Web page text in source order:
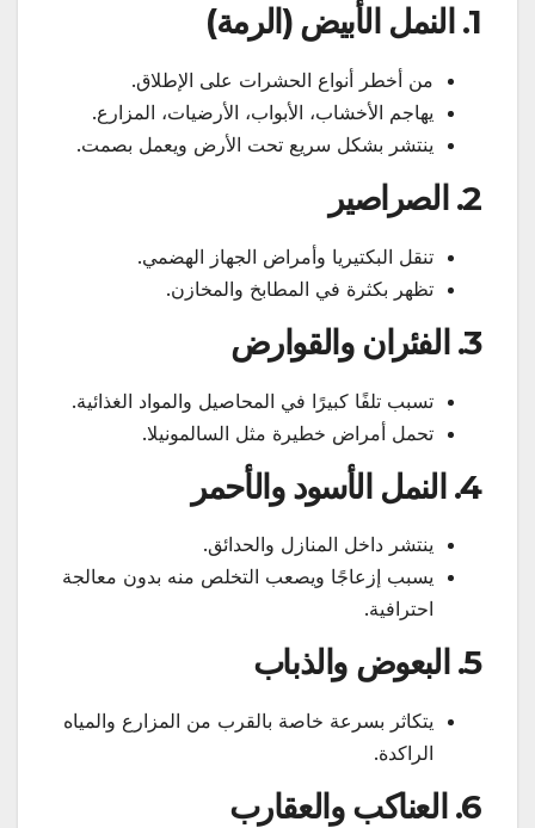
1. النمل الأبيض (الرمة)
من أخطر أنواع الحشرات على الإطلاق.
يهاجم الأخشاب، الأبواب، الأرضيات، المزارع.
ينتشر بشكل سريع تحت الأرض ويعمل بصمت.
2. الصراصير
تنقل البكتيريا وأمراض الجهاز الهضمي.
تظهر بكثرة في المطابخ والمخازن.
3. الفئران والقوارض
تسبب تلفًا كبيرًا في المحاصيل والمواد الغذائية.
تحمل أمراض خطيرة مثل السالمونيلا.
4. النمل الأسود والأحمر
ينتشر داخل المنازل والحدائق.
يسبب إزعاجًا ويصعب التخلص منه بدون معالجة
احترافية.
5. البعوض والذباب
يتكاثر بسرعة خاصة بالقرب من المزارع والمياه
الراكدة.
6. العناكب والعقارب